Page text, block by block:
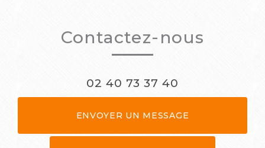
Contactez-nous
02 40 73 37 40
ENVOYER UN MESSAGE